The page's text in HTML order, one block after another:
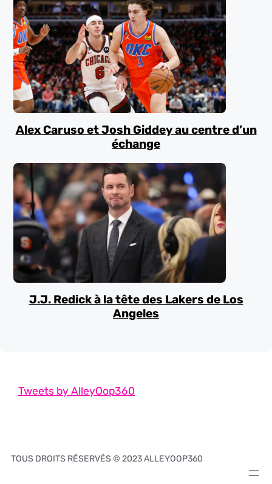
Alex Caruso et Josh Giddey au centre d’un
échange
J.J. Redick à la tête des Lakers de Los
Angeles
Tweets by AlleyOop360
TOUS DROITS RÉSERVÉS © 2023 ALLEYOOP360